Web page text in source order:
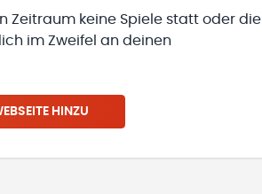
Zeitraum keine Spiele statt oder die
im Zweifel an deinen
HINZU